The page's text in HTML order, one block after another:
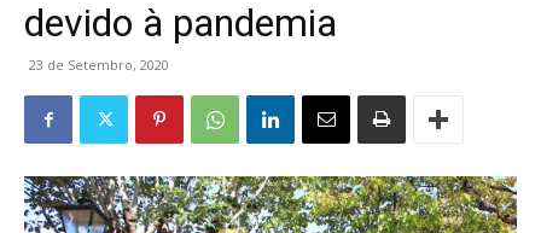
devido à pandemia
23 de Setembro, 2020